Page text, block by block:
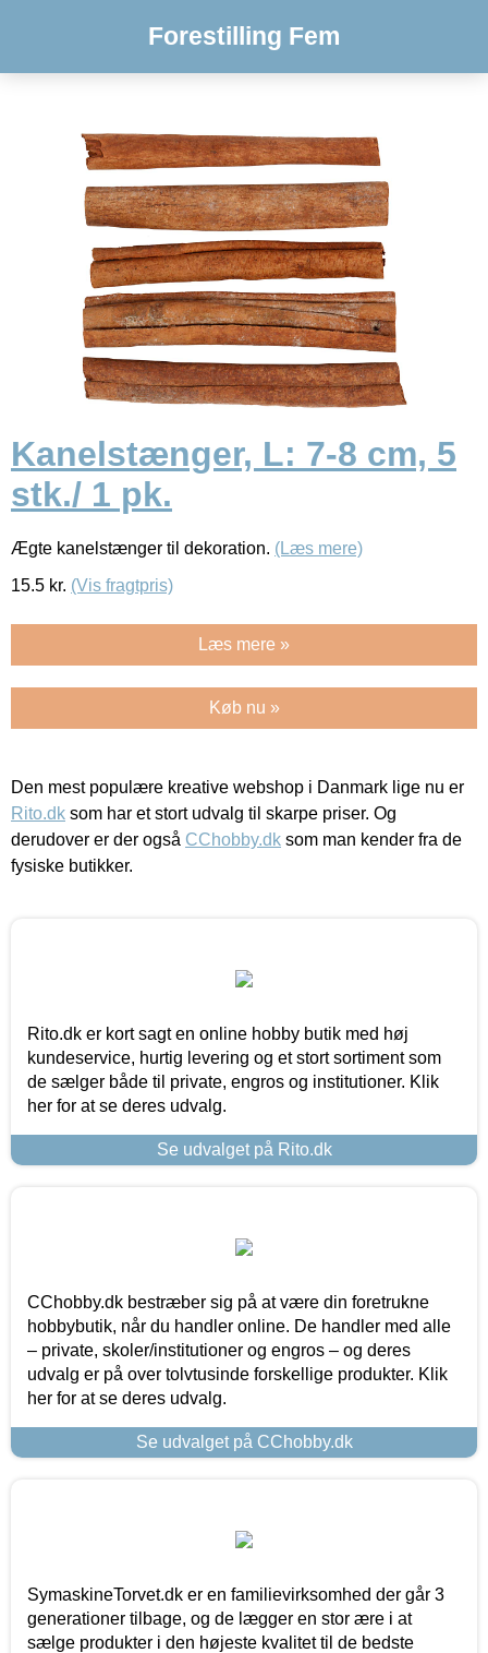
Forestilling Fem
Kanelstænger, L: 7-8 cm, 5
stk./ 1 pk.
Ægte kanelstænger til dekoration. (Læs mere)
15.5 kr. (Vis fragtpris)
Læs mere »
Køb nu »
Den mest populære kreative webshop i Danmark lige nu er
Rito.dk som har et stort udvalg til skarpe priser. Og
derudover er der også CChobby.dk som man kender fra de
fysiske butikker.
Rito.dk er kort sagt en online hobby butik med høj
kundeservice, hurtig levering og et stort sortiment som
de sælger både til private, engros og institutioner. Klik
her for at se deres udvalg.
Se udvalget på Rito.dk
CChobby.dk bestræber sig på at være din foretrukne
hobbybutik, når du handler online. De handler med alle
– private, skoler/institutioner og engros – og deres
udvalg er på over tolvtusinde forskellige produkter. Klik
her for at se deres udvalg.
Se udvalget på CChobby.dk
SymaskineTorvet.dk er en familievirksomhed der går 3
generationer tilbage, og de lægger en stor ære i at
sælge produkter i den højeste kvalitet til de bedste